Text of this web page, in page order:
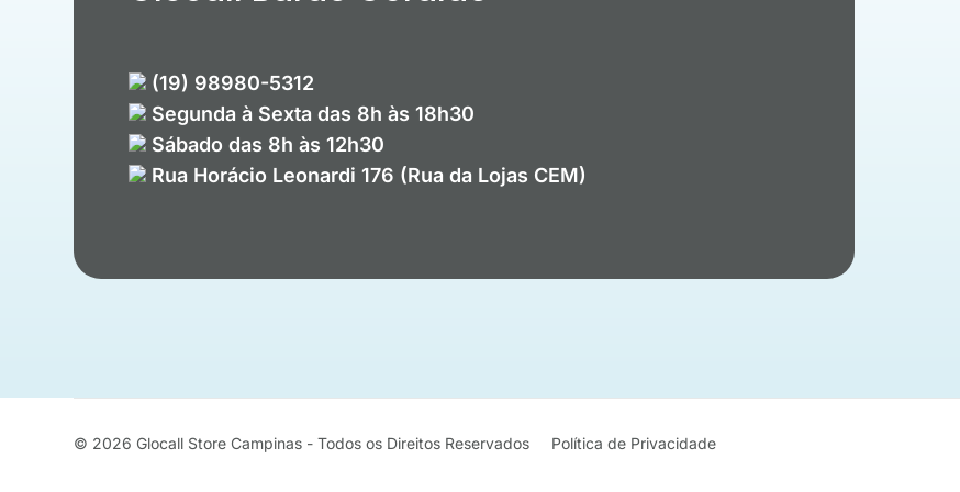
(19) 98980-5312
Segunda à Sexta das 8h às 18h30
Sábado das 8h às 12h30
Rua Horácio Leonardi 176 (Rua da Lojas CEM)
© 2026 Glocall Store Campinas - Todos os Direitos Reservados Política de Privacidade